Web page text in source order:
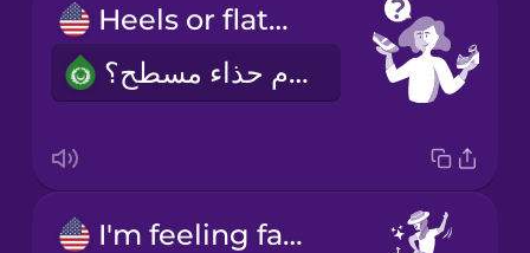
Heels or flats?
حذاء بكعب عالٍ أم حذاء مسطح؟
I'm feeling fabulous!